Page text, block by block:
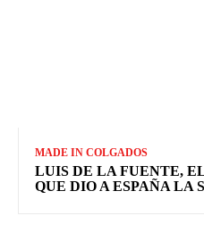
MADE IN COLGADOS
LUIS DE LA FUENTE,
QUE DIO A ESPAÑA LA